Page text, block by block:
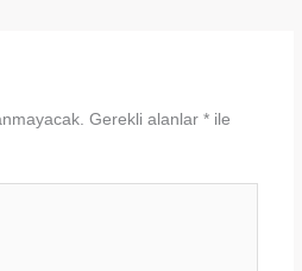
Gerekli alanlar *ile